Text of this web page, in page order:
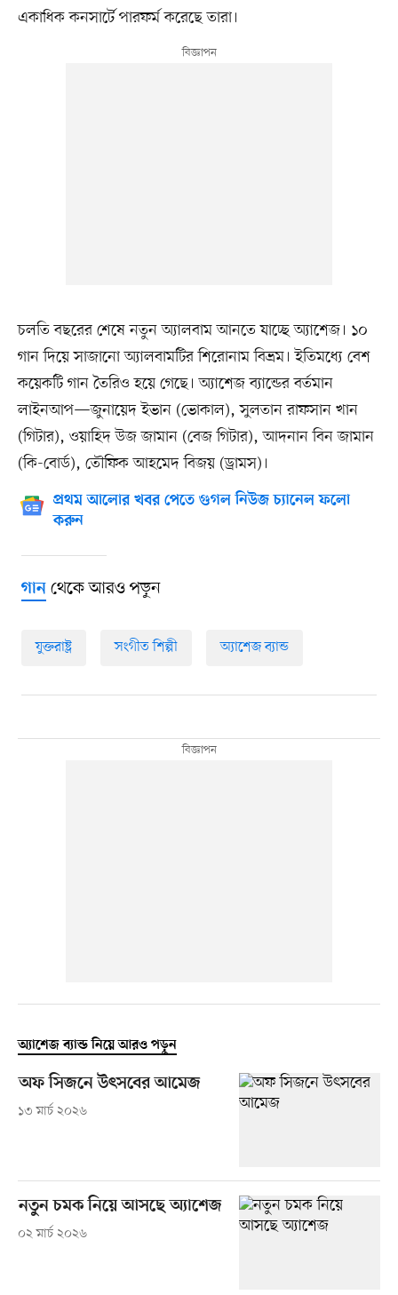
একাধিক কনসার্টে পারফর্ম করেছে তারা।
চলতি বছরের শেষে নতুন অ্যালবাম আনতে যাচ্ছে অ্যাশেজ। ১০
গান দিয়ে সাজানো অ্যালবামটির শিরোনাম বিভ্রম। ইতিমধ্যে বেশ
কয়েকটি গান তৈরিও হয়ে গেছে। অ্যাশেজ ব্যান্ডের বর্তমান
লাইনআপ—জুনায়েদ ইভান (ভোকাল), সুলতান রাফসান খান
(গিটার), ওয়াহিদ উজ জামান (বেজ গিটার), আদনান বিন জামান
(কি-বোর্ড), তৌফিক আহমেদ বিজয় (ড্রামস)।
প্রথম আলোর খবর পেতে গুগল নিউজ চ্যানেল ফলো
করুন
গানথেকে আরও পড়ুন
যুক্তরাষ্ট্র সংগীত শিল্পী অ্যাশেজ ব্যান্ড
অ্যাশেজ ব্যান্ড নিয়ে আরও পড়ুন
অফ সিজনে উৎসবের আমেজ
১৩ মার্চ ২০২৬
নতুন চমক নিয়ে আসছে অ্যাশেজ
০২ মার্চ ২০২৬